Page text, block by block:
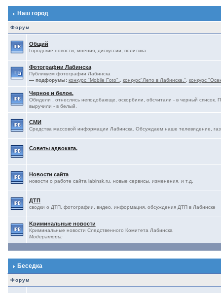
Наш город
Форум
Общий
Городские новости, мнения, дискуссии, политика
Фотографии Лабинска
Публикуем фотографии Лабинска
— подфорумы: конкурс "Mobile Foto". конкурс"Лето в Лабинске." конкурс
Черное и белое.
Обидели , отнеслись неподобающе, оскорбили, обсчитали - в черный список.
выручили - в белый.
СМИ
Средства массовой информации Лабинска. Обсуждаем наше телевидение,
Советы адвоката.
Новости сайта
новости о работе сайта labinsk.ru, новые сервисы, изменения, и т.д.
ДТП
сводки о ДТП, фотографии, видео, информация, обсуждения ДТП в Лабинске
Kриминальные новости
Криминальные новости Следственного Комитета Лабинска
Модераторы:
Беседка
Форум